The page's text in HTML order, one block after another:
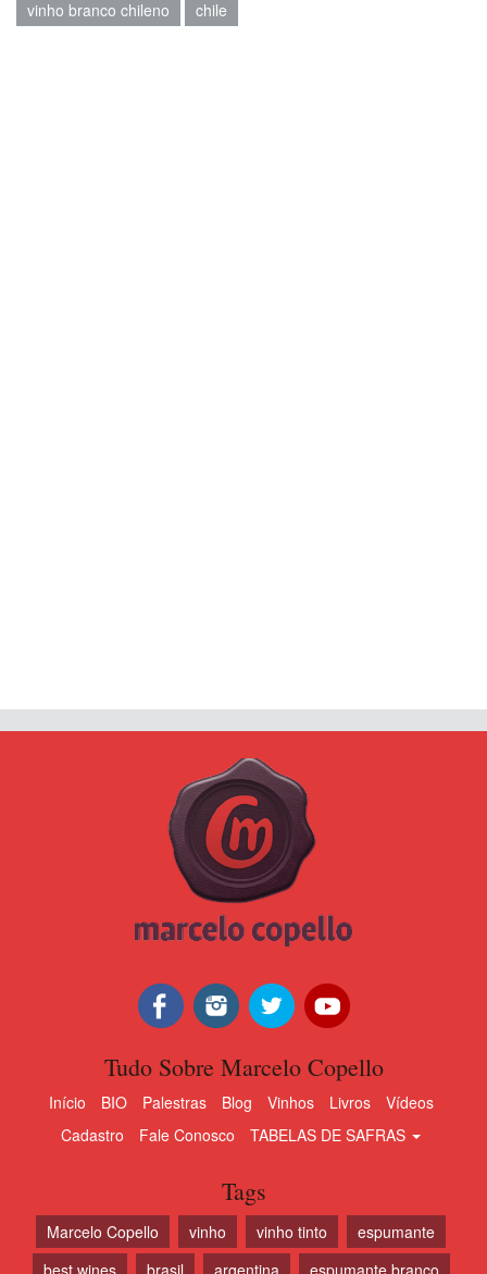
vinho branco chileno
chile
Tudo Sobre Marcelo Copello
Início BIO Palestras Blog Vinhos Livros
Vídeos
Cadastro
Fale Conosco TABELAS DE SAFRAS
Tags
Marcelo Copello vinho vinho tinto
espumante
best wines
brasil argentina espumante branco